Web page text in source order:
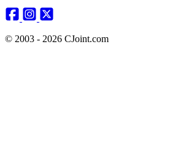
© 2003 - 2026 CJoint.com